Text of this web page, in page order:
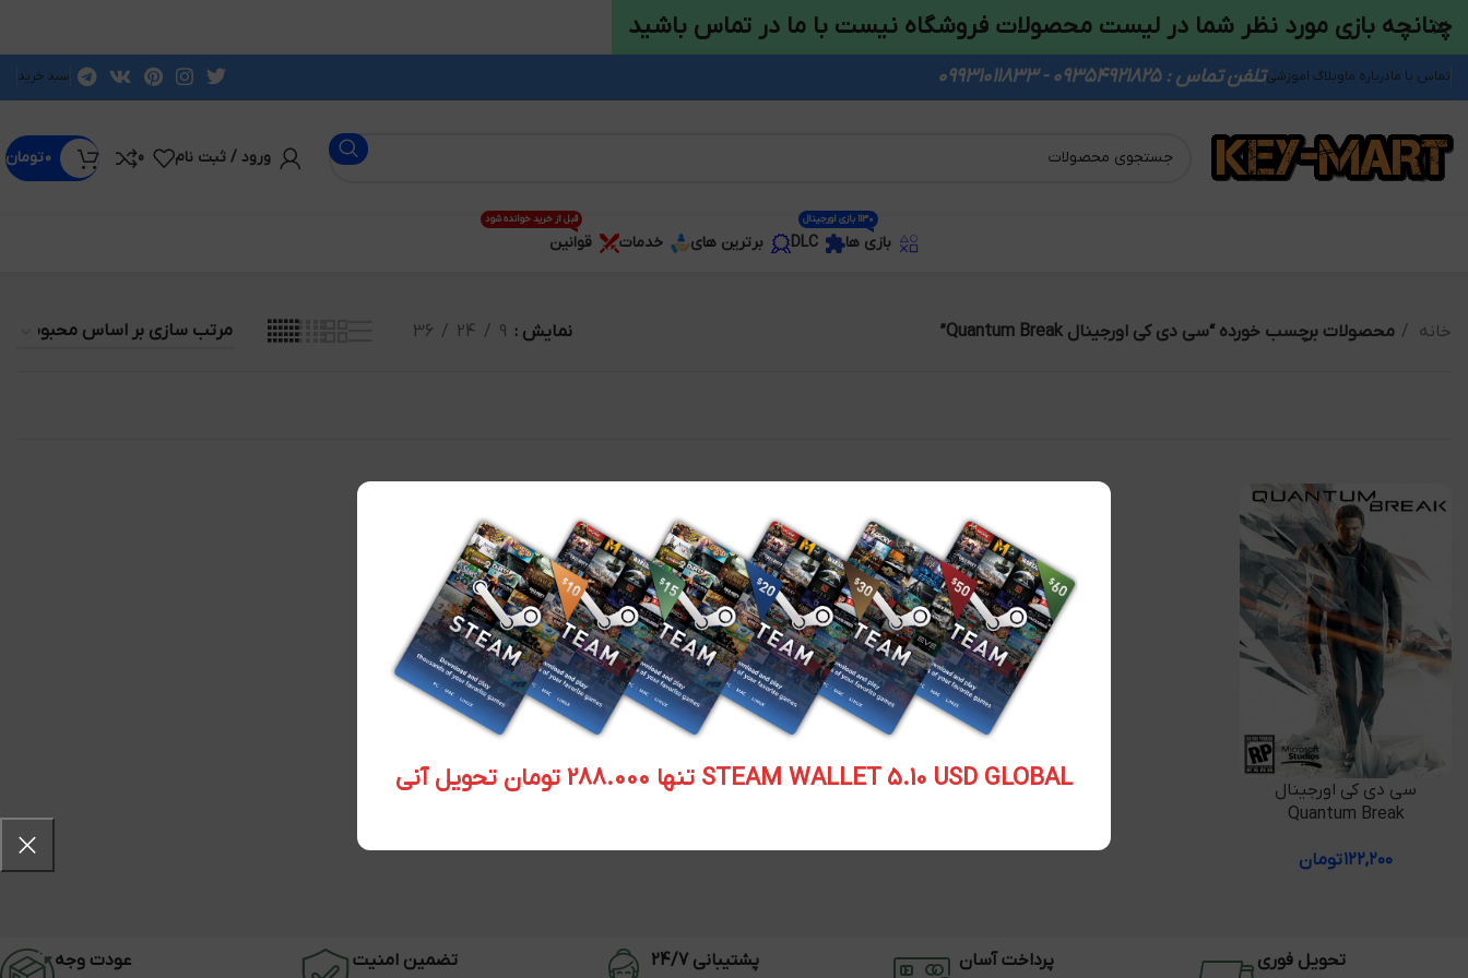
STEAM WALLET 5.10 USD GLOBAL تنها 288.000 تومان تحویل آنی
تماس با مادرباره ماوبلاگ اموزشیتلفن تماس : 09354921825 - 09931011833 سبد خرید
ورود / ثبت نام 0 ۰تومان
بازی ها
1130 بازی اورجینال
DLC برترین های خدمات قوانین
قبل از خرید خوانده شود
خانه محصولات برچسب خورده “سی دی کی اورجینال Quantum Break” نمایش 9
24
36
افزودن به سبد خرید
سی دی کی اورجینال
Quantum Break
۱۲۲,۲۰۰تومان
تحویل فوری پرداخت آسان پشتیبانی 24/7 تضمین امنیت عودت وجه
چنانچه بازی مورد نظر شما در لیست محصولات فروشگاه نیست با ما در تماس باشید